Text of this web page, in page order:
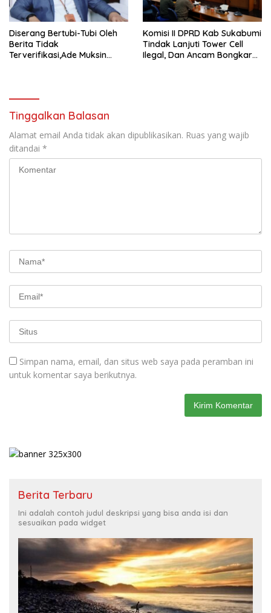
Diserang Bertubi-Tubi Oleh
Berita Tidak
Terverifikasi,Ade Muksin
Komisi II DPRD Kab Sukabumi
Tindak Lanjuti Tower Cell
Ilegal, Dan Ancam Bongkar
Tinggalkan Balasan
Alamat email Anda tidak akan dipublikasikan. Ruas yang wajib
ditandai *
Simpan nama, email, dan situs web saya pada peramban ini
untuk komentar saya berikutnya.
Berita Terbaru
Ini adalah contoh judul deskripsi yang bisa anda isi dan
sesuaikan pada widget